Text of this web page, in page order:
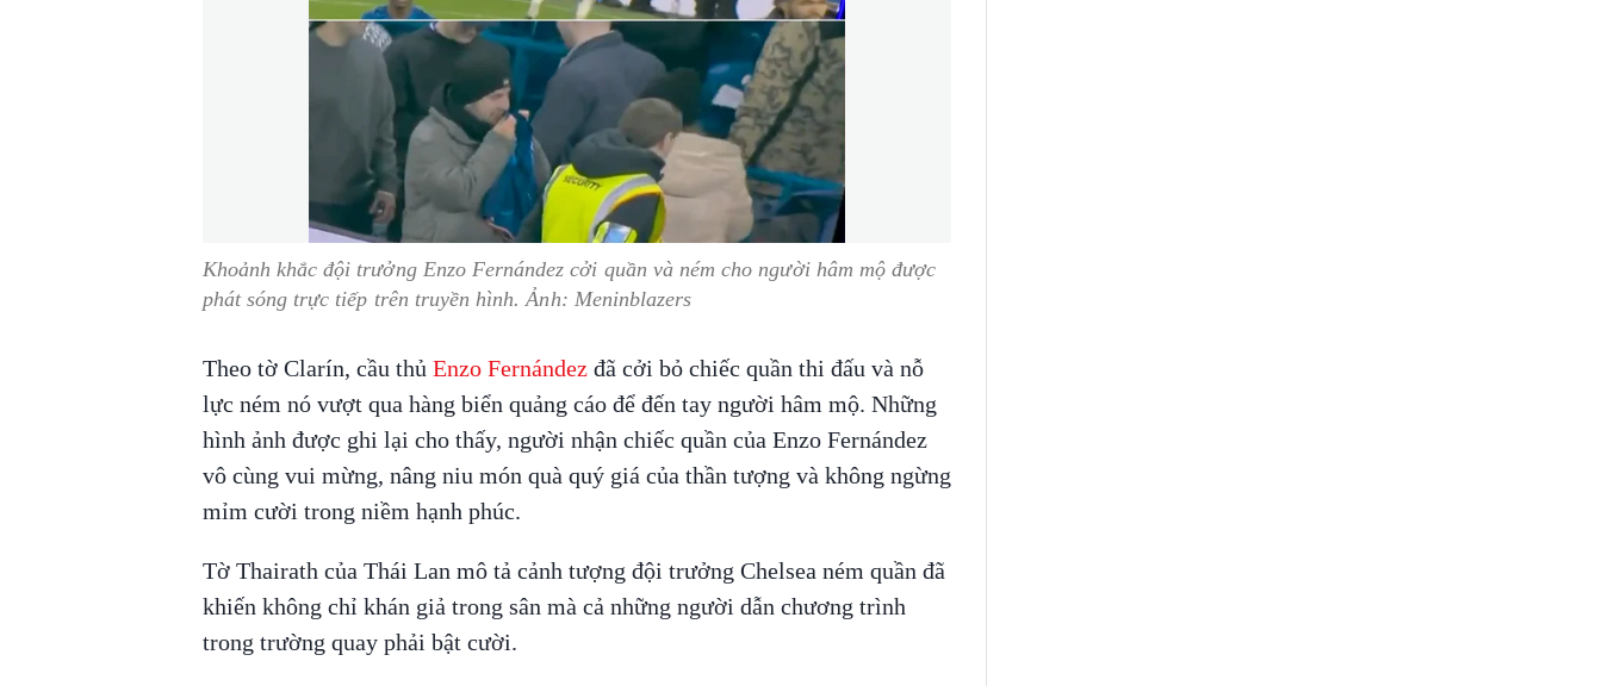
Khoảnh khắc đội trưởng Enzo Fernández cởi quần và ném cho người hâm mộ được
phát sóng trực tiếp trên truyền hình. Ảnh: Meninblazers
Theo tờ Clarín, cầu thủ Enzo Fernándezđã cởi bỏ chiếc quần thi đấu và nỗ
lực ném nó vượt qua hàng biển quảng cáo để đến tay người hâm mộ. Những
hình ảnh được ghi lại cho thấy, người nhận chiếc quần của Enzo Fernández
vô cùng vui mừng, nâng niu món quà quý giá của thần tượng và không ngừng
mỉm cười trong niềm hạnh phúc.
Tờ Thairath của Thái Lan mô tả cảnh tượng đội trưởng Chelsea ném quần đã
khiến không chỉ khán giả trong sân mà cả những người dẫn chương trình
trong trường quay phải bật cười.